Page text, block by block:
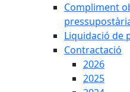
Compliment
Liquidació de
Contractació
2026
2025